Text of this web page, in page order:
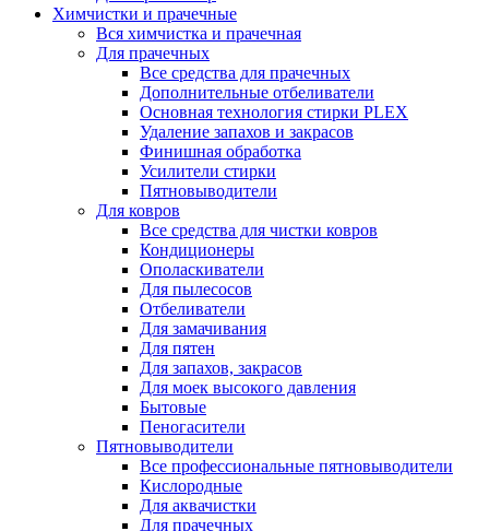
Химчистки и прачечные
Вся химчистка и прачечная
Для прачечных
Все средства для прачечных
Дополнительные отбеливатели
Основная технология стирки PLEX
Удаление запахов и закрасов
Финишная обработка
Усилители стирки
Пятновыводители
Для ковров
Все средства для чистки ковров
Кондиционеры
Ополаскиватели
Для пылесосов
Отбеливатели
Для замачивания
Для пятен
Для запахов, закрасов
Для моек высокого давления
Бытовые
Пеногасители
Пятновыводители
Все профессиональные пятновыводители
Кислородные
Для аквачистки
Для прачечных